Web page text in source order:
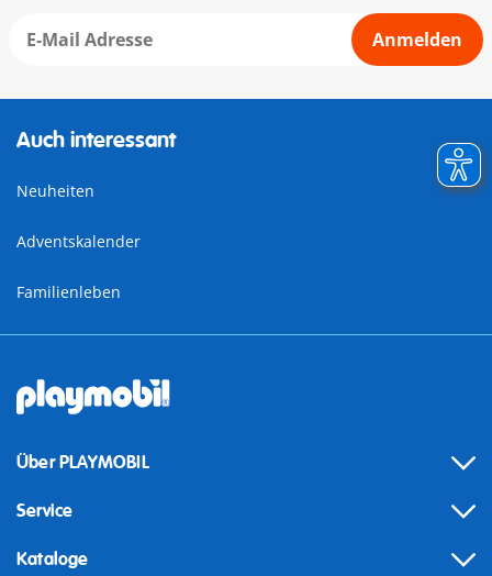
Anmelden
Auch interessant
Neuheiten
Adventskalender
Familienleben
Über PLAYMOBIL
Service
Kataloge